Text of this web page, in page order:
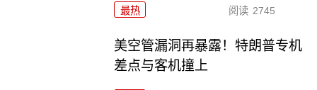
最热 阅读 2745
美空管漏洞再暴露！特朗普专机
差点与客机撞上